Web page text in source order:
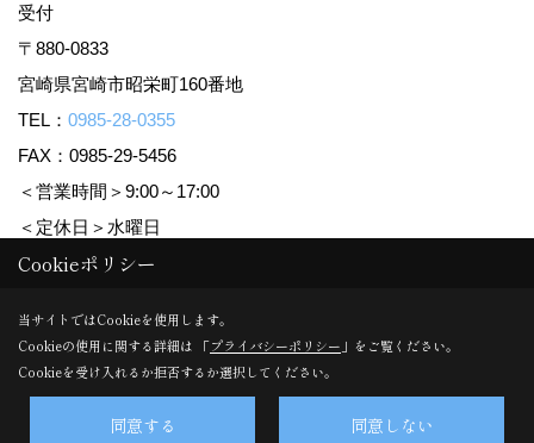
受付
〒880-0833
宮崎県宮崎市昭栄町160番地
TEL： 0985-28-0355
FAX：0985-29-5456
＜営業時間＞9:00～17:00
＜定休日＞水曜日
Copyright (c) TOYO HOME Co., Ltd. All Rights Reserved.
Produced byゴデスクリエイト
Cookieポリシー
当サイトではCookieを使用します。
Cookieの使用に関する詳細は 「プライバシーポリシー 」をご覧ください。
Cookieを受け入れるか拒否するか選択してください。
同意する 同意しない